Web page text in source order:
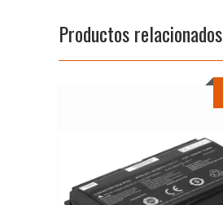
Productos relacionados